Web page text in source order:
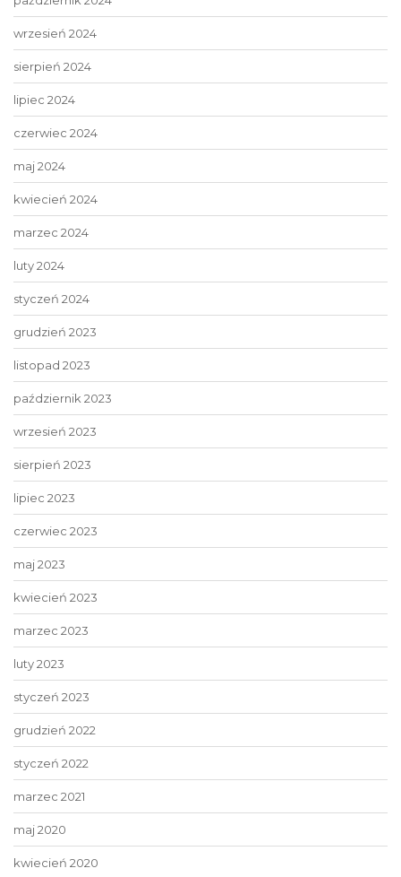
wrzesień 2024
sierpień 2024
lipiec 2024
czerwiec 2024
maj 2024
kwiecień 2024
marzec 2024
luty 2024
styczeń 2024
grudzień 2023
listopad 2023
październik 2023
wrzesień 2023
sierpień 2023
lipiec 2023
czerwiec 2023
maj 2023
kwiecień 2023
marzec 2023
luty 2023
styczeń 2023
grudzień 2022
styczeń 2022
marzec 2021
maj 2020
kwiecień 2020